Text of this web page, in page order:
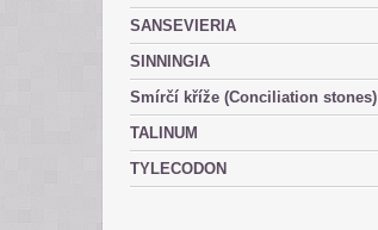
SANSEVIERIA
SINNINGIA
Smírčí kříže (Conciliation stones)
TALINUM
TYLECODON